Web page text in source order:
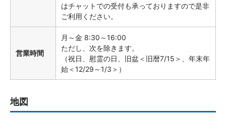
はチャットでの受付も承っておりますので是非
ご利用ください。
営業時間
月～金 8:30～16:00
ただし、次を除きます。
（祝日、慰霊の日、旧盆＜旧暦7/15＞、年末年
始＜12/29～1/3＞）
地図